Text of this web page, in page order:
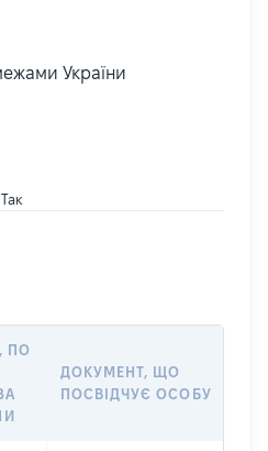
України
Так
ПО
ДОКУМЕНТ, ЩО
ПОСВІДЧУЄ ОСОБУ